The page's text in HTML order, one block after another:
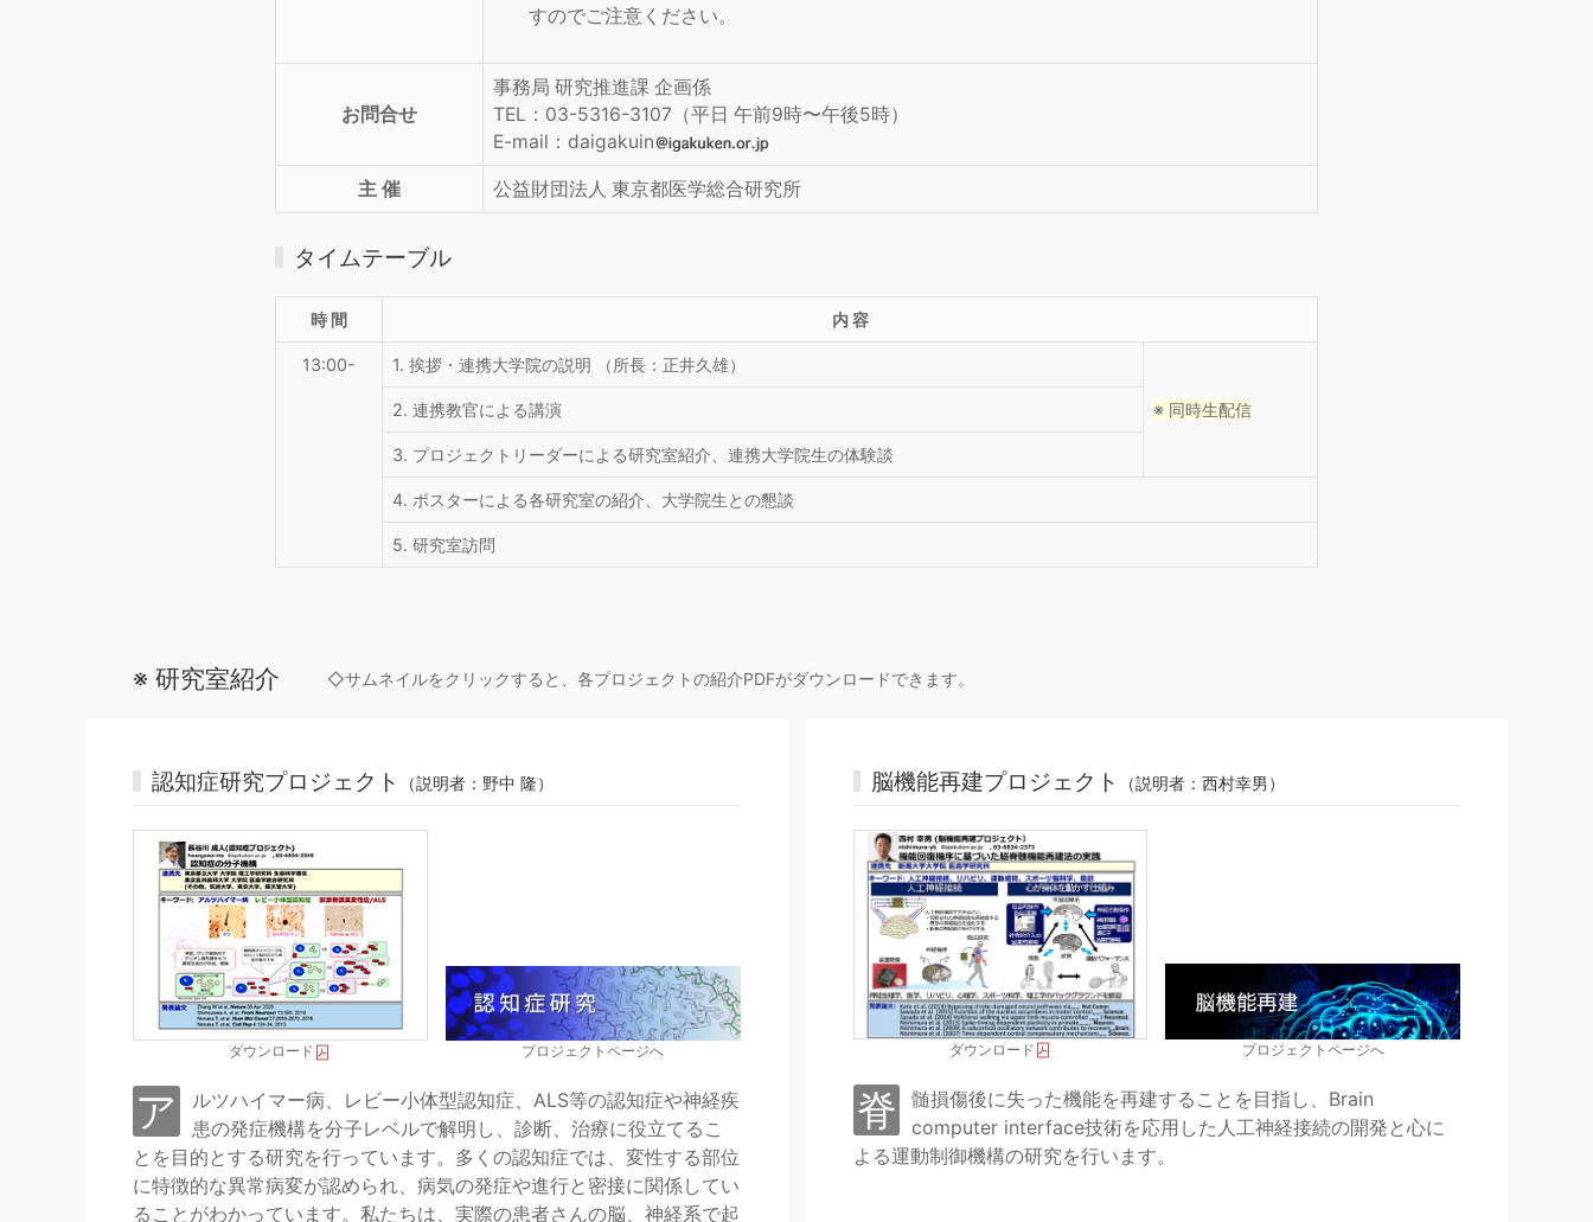
すのでご注意ください。
お問合せ
事務局 研究推進課 企画係
TEL：03-5316-3107（平日 午前9時〜午後5時）
E-mail：daigakuin
主 催 公益財団法人 東京都医学総合研究所
タイムテーブル
時 間 内 容
13:00- 1. 挨拶・連携大学院の説明 （所長：正井久雄）
※ 同時生配信
2. 連携教官による講演
3. プロジェクトリーダーによる研究室紹介、連携大学院生の体験談
4. ポスターによる各研究室の紹介、大学院生との懇談
5. 研究室訪問
※ 研究室紹介 ◇サムネイルをクリックすると、各プロジェクトの紹介PDFがダウンロードできます。
認知症研究プロジェクト （説明者：野中 隆）
ダウンロード プロジェクトページへ
アルツハイマー病、レビー小体型認知症、ALS等の認知症や神経疾
患の発症機構を分子レベルで解明し、診断、治療に役立てるこ
とを目的とする研究を行っています。多くの認知症では、変性する部位
に特徴的な異常病変が認められ、病気の発症や進行と密接に関係してい
ることがわかっています。私たちは、実際の患者さんの脳、神経系で起
脳機能再建プロジェクト （説明者：西村幸男）
ダウンロード プロジェクトページへ
脊髄損傷後に失った機能を再建することを目指し、Brain
computer interface技術を応用した人工神経接続の開発と心に
よる運動制御機構の研究を行います。